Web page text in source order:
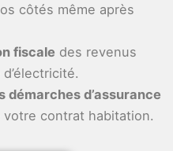
côtés même après
fiscale des revenus
démarches d’assurance
contrat habitation.